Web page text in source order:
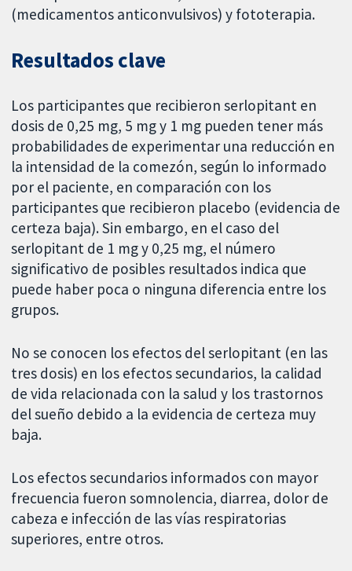
(medicamentos anticonvulsivos) y fototerapia.
Resultados clave
Los participantes que recibieron serlopitant en
dosis de 0,25 mg, 5 mg y 1 mg pueden tener más
probabilidades de experimentar una reducción en
la intensidad de la comezón, según lo informado
por el paciente, en comparación con los
participantes que recibieron placebo (evidencia de
certeza baja). Sin embargo, en el caso del
serlopitant de 1 mg y 0,25 mg, el número
significativo de posibles resultados indica que
puede haber poca o ninguna diferencia entre los
grupos.
No se conocen los efectos del serlopitant (en las
tres dosis) en los efectos secundarios, la calidad
de vida relacionada con la salud y los trastornos
del sueño debido a la evidencia de certeza muy
baja.
Los efectos secundarios informados con mayor
frecuencia fueron somnolencia, diarrea, dolor de
cabeza e infección de las vías respiratorias
superiores, entre otros.